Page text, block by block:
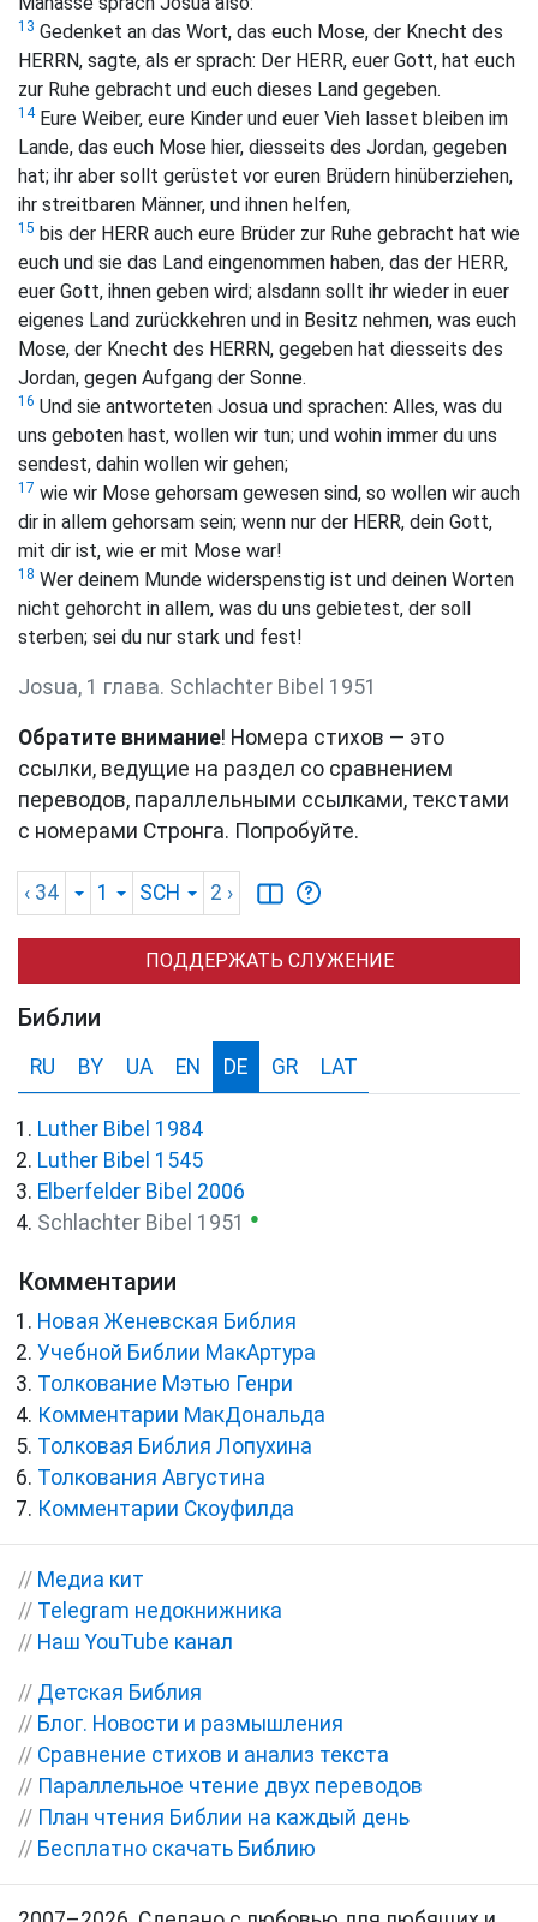
13 Gedenket an das Wort, das euch Mose, der Knecht des
HERRN, sagte, als er sprach: Der HERR, euer Gott, hat euch
zur Ruhe gebracht und euch dieses Land gegeben.
14Eure Weiber, eure Kinder und euer Vieh lasset bleiben im
Lande, das euch Mose hier, diesseits des Jordan, gegeben
hat; ihr aber sollt gerüstet vor euren Brüdern hinüberziehen,
ihr streitbaren Männer, und ihnen helfen,
15 bis der HERR auch eure Brüder zur Ruhe gebracht hat wie
euch und sie das Land eingenommen haben, das der HERR,
euer Gott, ihnen geben wird; alsdann sollt ihr wieder in euer
eigenes Land zurückkehren und in Besitz nehmen, was euch
Mose, der Knecht des HERRN, gegeben hat diesseits des
Jordan, gegen Aufgang der Sonne.
16 Und sie antworteten Josua und sprachen: Alles, was du
uns geboten hast, wollen wir tun; und wohin immer du uns
sendest, dahin wollen wir gehen;
17 wie wir Mose gehorsam gewesen sind, so wollen wir auch
dir in allem gehorsam sein; wenn nur der HERR, dein Gott,
mit dir ist, wie er mit Mose war!
18 Wer deinem Munde widerspenstig ist und deinen Worten
nicht gehorcht in allem, was du uns gebietest, der soll
sterben; sei du nur stark und fest!
Josua, 1 глава. Schlachter Bibel 1951
Обратите внимание! Номера стихов — это
ссылки, ведущие на раздел со сравнением
переводов, параллельными ссылками, текстами
с номерами Стронга. Попробуйте.
‹ 34 1 SCH 2 ›
ПОДДЕРЖАТЬ СЛУЖЕНИЕ
Библии
RU BY UA EN DE GR LAT
Luther Bibel 1984
Luther Bibel 1545
Elberfelder Bibel 2006
Schlachter Bibel 1951
●
Комментарии
Новая Женевская Библия
Учебной Библии МакАртура
Толкование Мэтью Генри
Комментарии МакДональда
Толковая Библия Лопухина
Толкования Августина
Комментарии Скоуфилда
// Медиа кит
// Telegram недокнижника
// Наш YouTube канал
// Детская Библия
// Блог. Новости и размышления
// Сравнение стихов и анализ текста
// Параллельное чтение двух переводов
// План чтения Библии на каждый день
// Бесплатно скачать Библию